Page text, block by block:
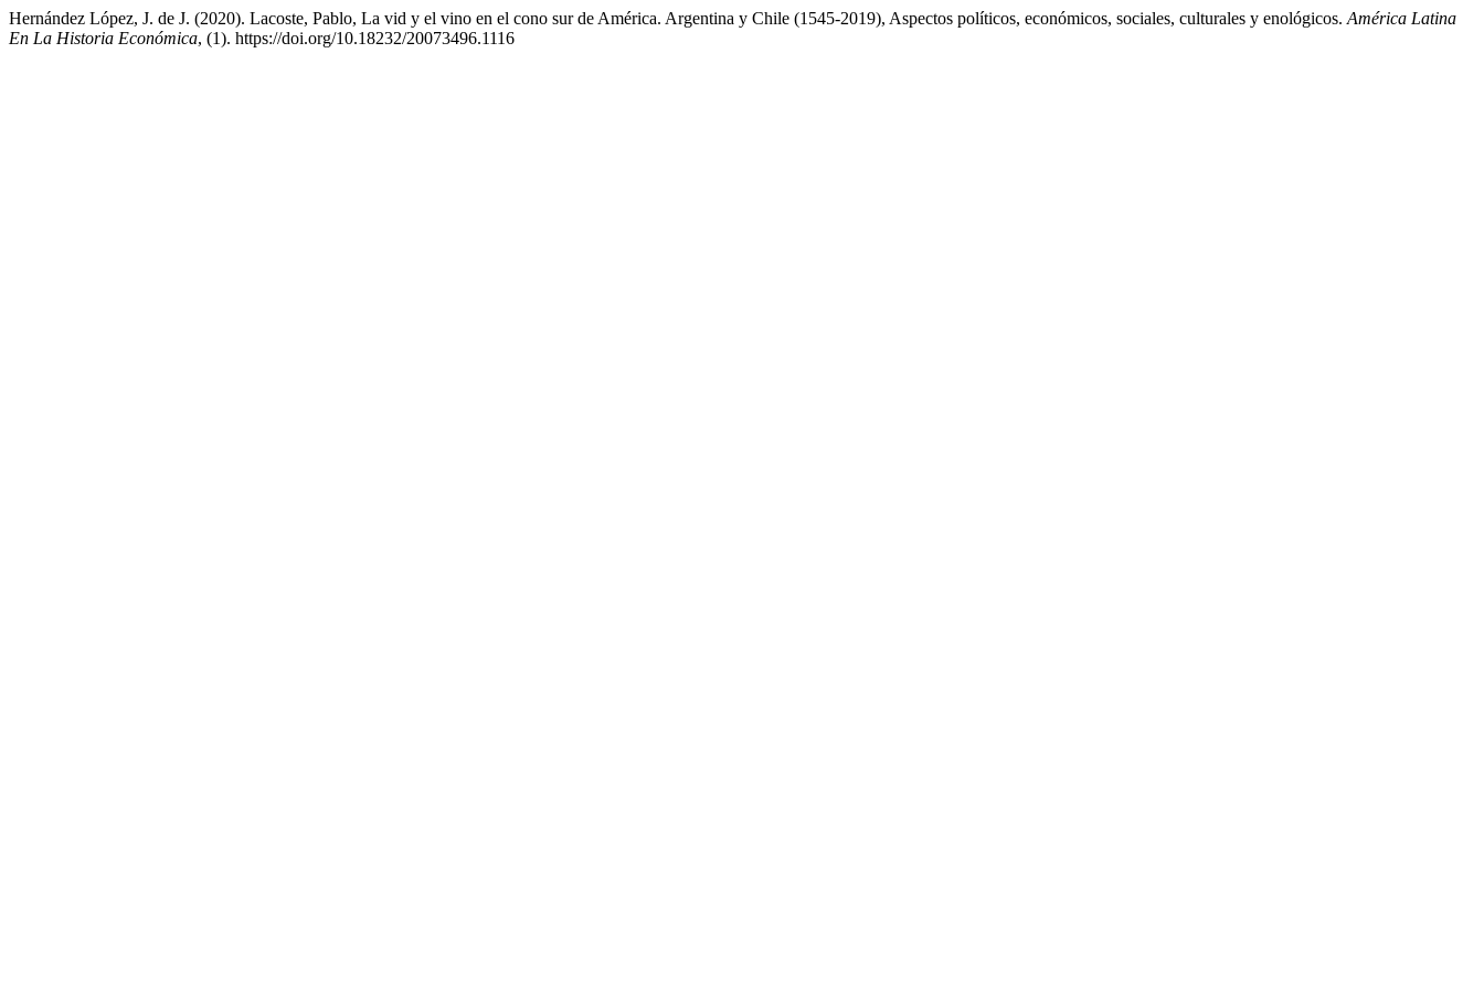
Hernández López, J. de J. (2020). Lacoste, Pablo, La vid y el vino en el cono sur de América. Argentina y Chile (1545-2019), Aspectos políticos, económicos, sociales, culturales y enológicos. América Latina
En La Historia Económica, (1). https://doi.org/10.18232/20073496.1116